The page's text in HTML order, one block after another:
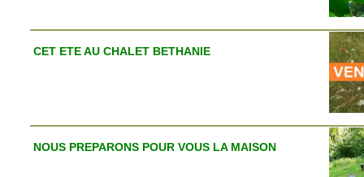
CET ETE AU CHALET BETHANIE
NOUS PREPARONS POUR VOUS LA MAISON